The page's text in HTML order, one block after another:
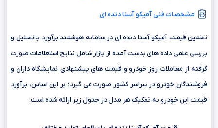
مشخصات فنی آمیکو آسنا دنده ای
تخمین قیمت آمیکو آسنا دنده ای در سامانه هوشمند برآورد با تحلیل و
بررسی علمی داده های بدست آمده از بازار شامل نتایج استعلامات صورت
گرفته از معاملات روز خودرو و قیمت های پیشنهادی نمایشگاه داران و
فروشندگان خودرو در سراسر کشور صورت می گیرد؛ بر این اساس، برآورد
قیمت این خودرو به تفکیک هر مدل در جدول زیر ارائه شده است: